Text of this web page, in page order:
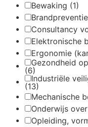
Bewaking (1)
Consultancy
Elektronische
Ergonomie
Gezondheid
(6)
Industriële
(13)
Mechanische
Onderwijs
Opleiding,